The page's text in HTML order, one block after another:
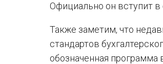
Официально он вступит в
Также заметим, что
стандартов
обозначенная программа